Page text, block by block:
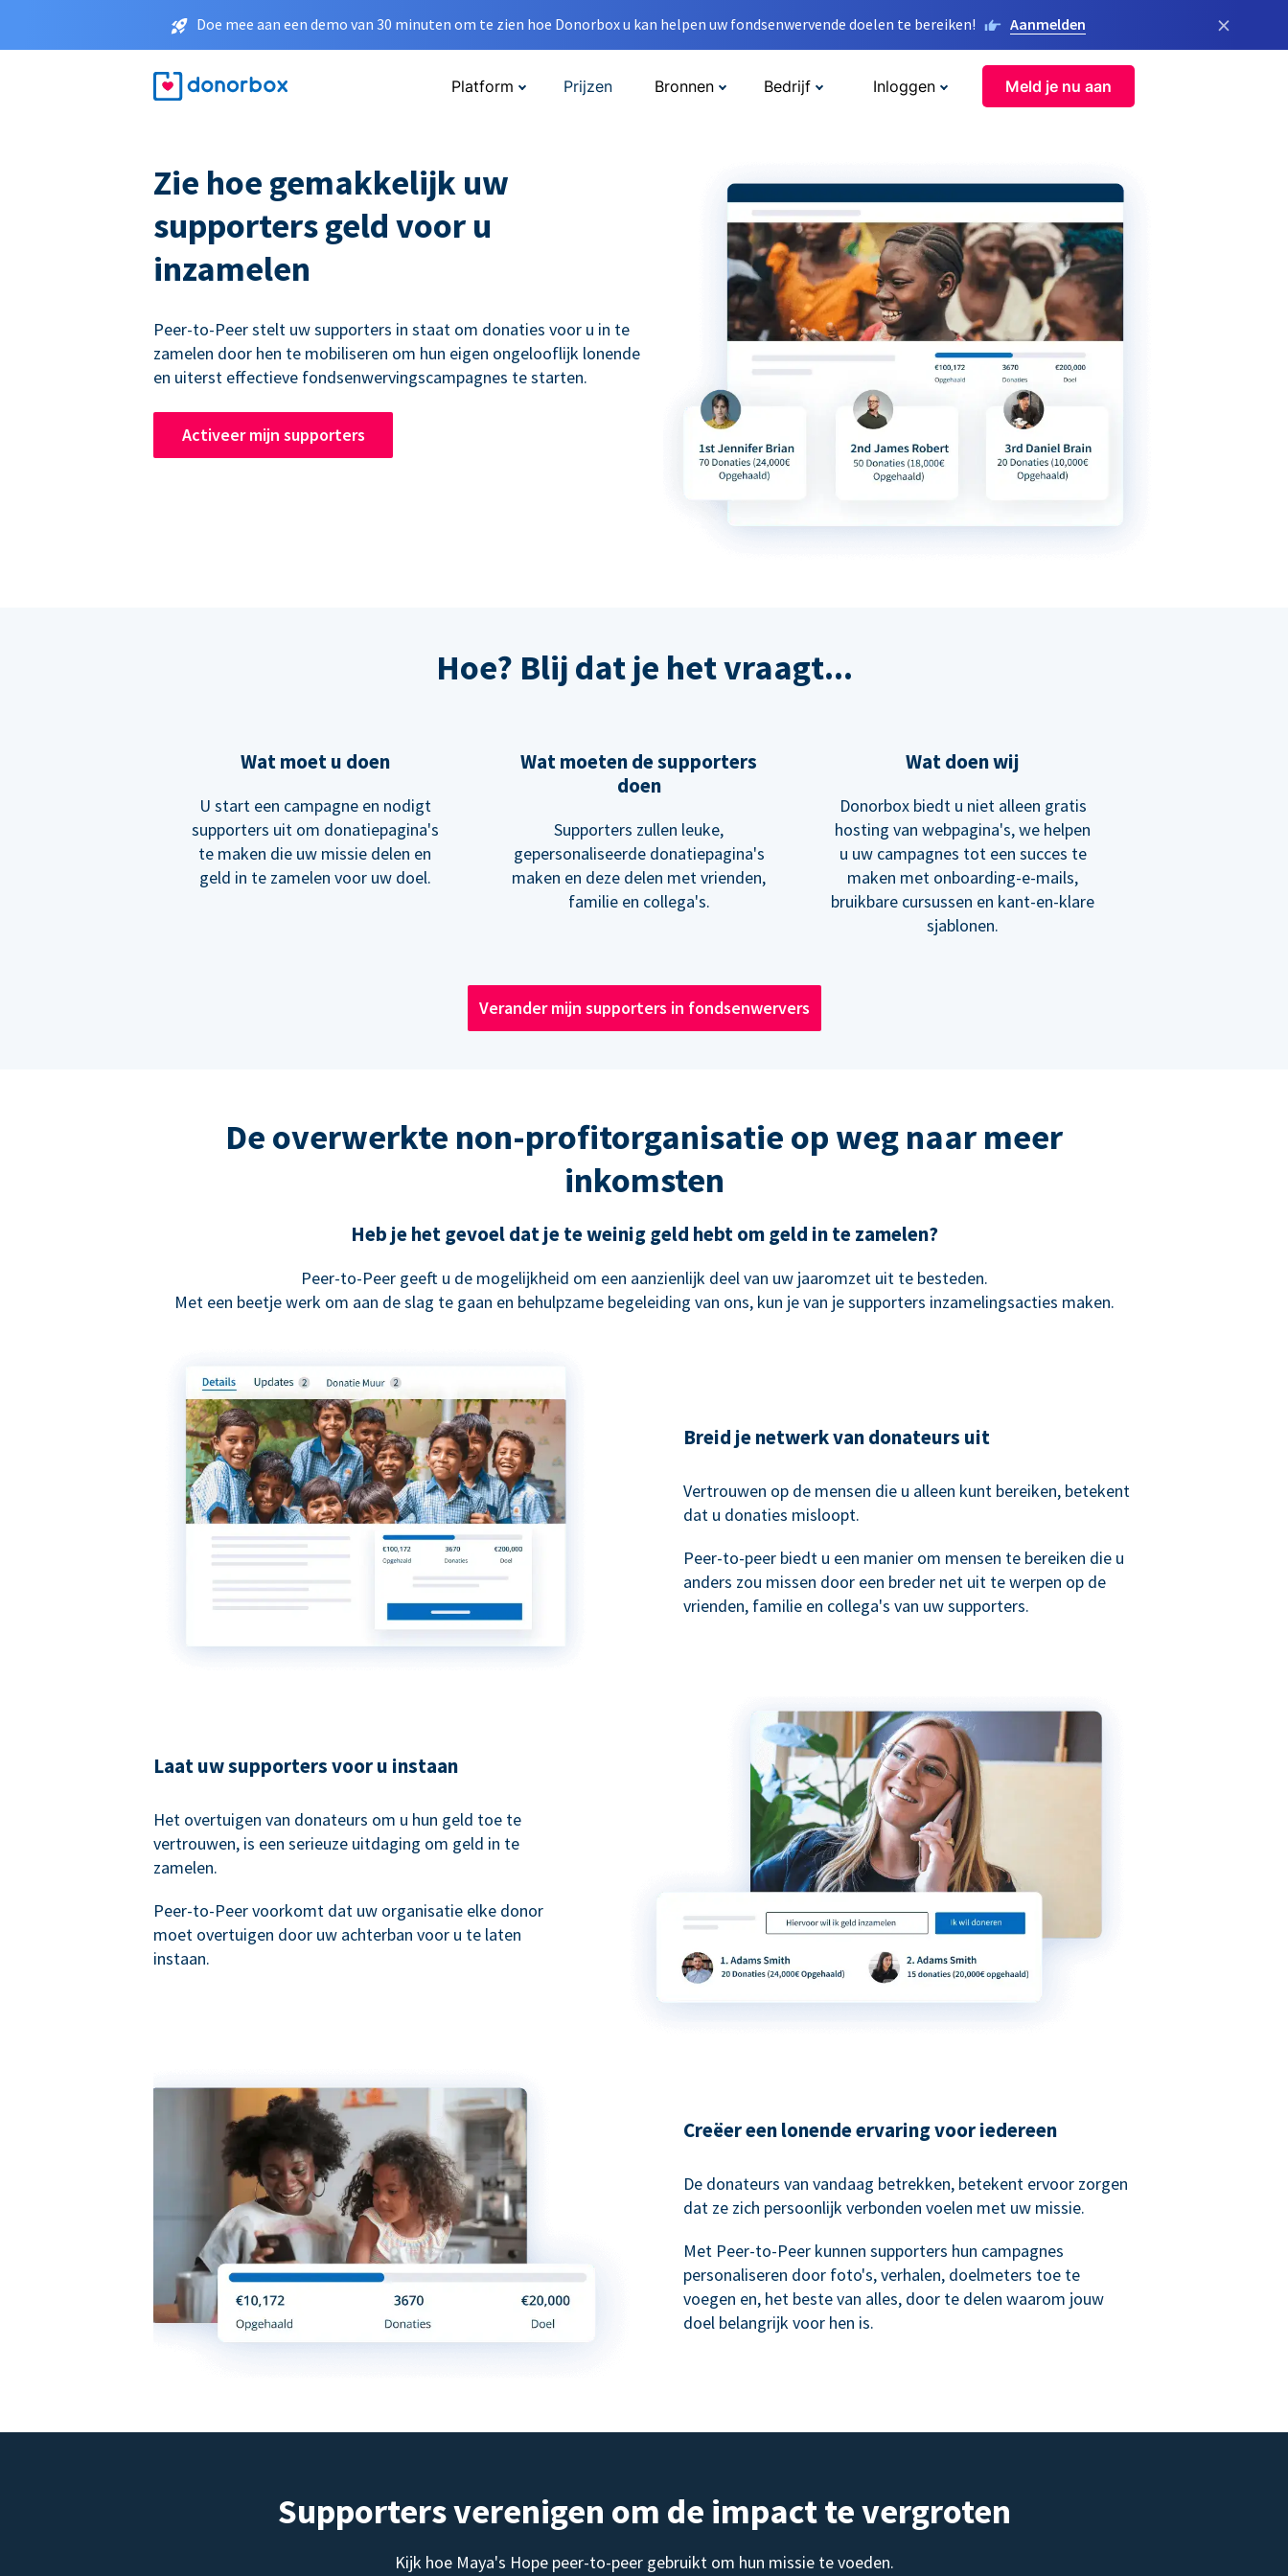
Doe mee aan een demo van 30 minuten om te zien hoe Donorbox u kan helpen uw fondsenwervende doelen te bereiken! Aanmelden ×
Platform Prijzen Bronnen Bedrijf Inloggen Meld je nu aan
Zie hoe gemakkelijk uw
supporters geld voor u
inzamelen
Peer-to-Peer stelt uw supporters in staat om donaties voor u in te
zamelen door hen te mobiliseren om hun eigen ongelooflijk lonende
en uiterst effectieve fondsenwervingscampagnes te starten.
Activeer mijn supporters
Hoe? Blij dat je het vraagt...
Wat moet u doen
U start een campagne en nodigt
supporters uit om donatiepagina's
te maken die uw missie delen en
geld in te zamelen voor uw doel.
Wat moeten de supporters
doen
Supporters zullen leuke,
gepersonaliseerde donatiepagina's
maken en deze delen met vrienden,
familie en collega's.
Wat doen wij
Donorbox biedt u niet alleen gratis
hosting van webpagina's, we helpen
u uw campagnes tot een succes te
maken met onboarding-e-mails,
bruikbare cursussen en kant-en-klare
sjablonen.
Verander mijn supporters in fondsenwervers
De overwerkte non-profitorganisatie op weg naar meer
inkomsten
Heb je het gevoel dat je te weinig geld hebt om geld in te zamelen?
Peer-to-Peer geeft u de mogelijkheid om een aanzienlijk deel van uw jaaromzet uit te besteden.
Met een beetje werk om aan de slag te gaan en behulpzame begeleiding van ons, kun je van je supporters inzamelingsacties maken.
Breid je netwerk van donateurs uit
Vertrouwen op de mensen die u alleen kunt bereiken, betekent
dat u donaties misloopt.
Peer-to-peer biedt u een manier om mensen te bereiken die u
anders zou missen door een breder net uit te werpen op de
vrienden, familie en collega's van uw supporters.
Laat uw supporters voor u instaan
Het overtuigen van donateurs om u hun geld toe te
vertrouwen, is een serieuze uitdaging om geld in te
zamelen.
Peer-to-Peer voorkomt dat uw organisatie elke donor
moet overtuigen door uw achterban voor u te laten
instaan.
Creëer een lonende ervaring voor iedereen
De donateurs van vandaag betrekken, betekent ervoor zorgen
dat ze zich persoonlijk verbonden voelen met uw missie.
Met Peer-to-Peer kunnen supporters hun campagnes
personaliseren door foto's, verhalen, doelmeters toe te
voegen en, het beste van alles, door te delen waarom jouw
doel belangrijk voor hen is.
Supporters verenigen om de impact te vergroten
Kijk hoe Maya's Hope peer-to-peer gebruikt om hun missie te voeden.